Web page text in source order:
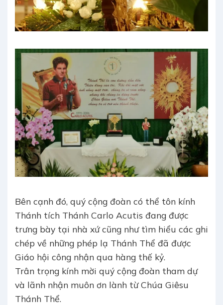
Bên cạnh đó, quý cộng đoàn có thể tôn kính
Thánh tích Thánh Carlo Acutis đang được
trưng bày tại nhà xứ cũng như tìm hiểu các ghi
chép về những phép lạ Thánh Thể đã được
Giáo hội công nhận qua hàng thế kỷ.
Trân trọng kính mời quý cộng đoàn tham dự
và lãnh nhận muôn ơn lành từ Chúa Giêsu
Thánh Thể.